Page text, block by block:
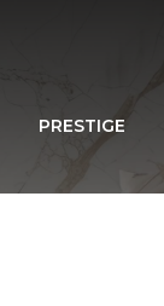
PRESTIGE